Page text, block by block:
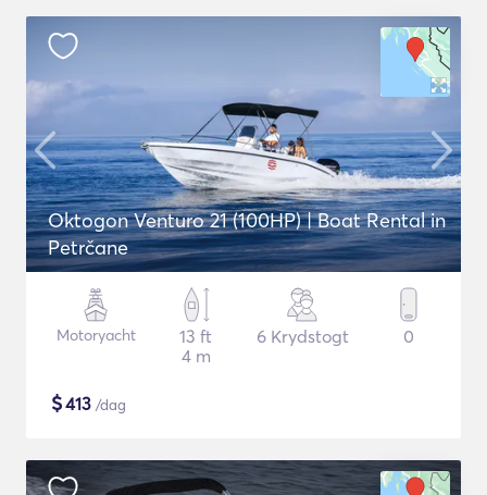
Oktogon Venturo 21 (100HP) | Boat Rental in
Petrčane
Motoryacht
13 ft
4 m
6 Krydstogt 0
$413 /dag